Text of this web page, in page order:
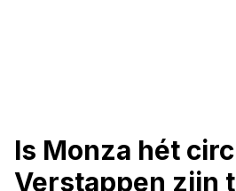
Is Monza hét
Verstappen zijn